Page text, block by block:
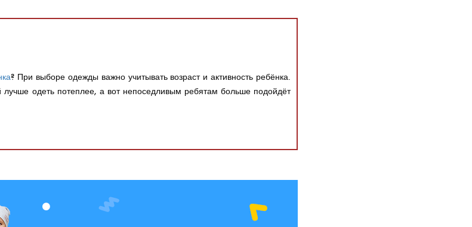
? При выборе одежды важно учитывать возраст и активность ребёнка.
одеть потеплее, а вот непоседливым ребятам больше подойдёт